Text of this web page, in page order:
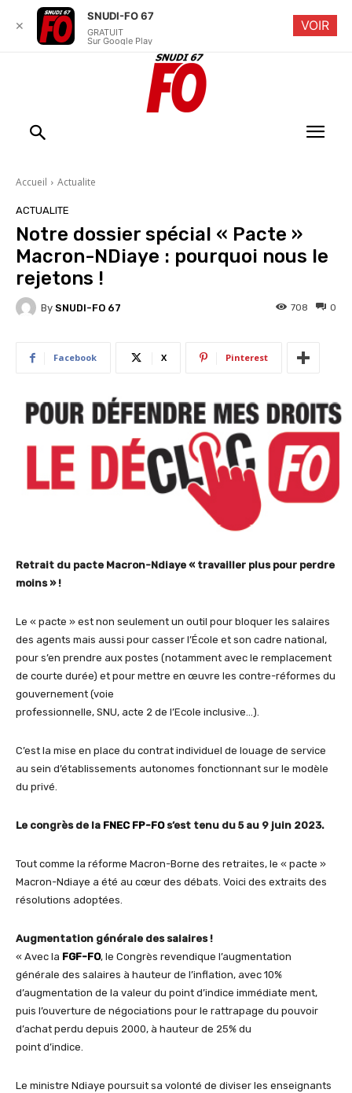
Accueil Actualite
ACTUALITE
Notre dossier spécial « Pacte »
Macron-NDiaye : pourquoi nous le
rejetons !
By SNUDI-FO 67 0
708
Facebook X Pinterest
Retrait du pacte Macron-Ndiaye « travailler plus pour perdre
moins » !
Le « pacte » est non seulement un outil pour bloquer les salaires
des agents mais aussi pour casser l’École et son cadre national,
pour s’en prendre aux postes (notamment avec le remplacement
de courte durée) et pour mettre en œuvre les contre-réformes du
gouvernement (voie
professionnelle, SNU, acte 2 de l’Ecole inclusive…).
C’est la mise en place du contrat individuel de louage de service
au sein d’établissements autonomes fonctionnant sur le modèle
du privé.
Le congrès de la FNEC FP-FOs’est tenu du 5 au 9 juin 2023.
Tout comme la réforme Macron-Borne des retraites, le « pacte »
Macron-Ndiaye a été au cœur des débats. Voici des extraits des
résolutions adoptées.
Augmentation générale des salaires !
« Avec la FGF-FO, le Congrès revendique l’augmentation
générale des salaires à hauteur de l’inflation, avec 10%
d’augmentation de la valeur du point d’indice immédiate ment,
puis l’ouverture de négociations pour le rattrapage du pouvoir
d’achat perdu depuis 2000, à hauteur de 25% du
point d’indice.
Le ministre Ndiaye poursuit sa volonté de diviser les enseignants
✕
SNUDI-FO 67
GRATUIT
Sur Google Play
VOIR